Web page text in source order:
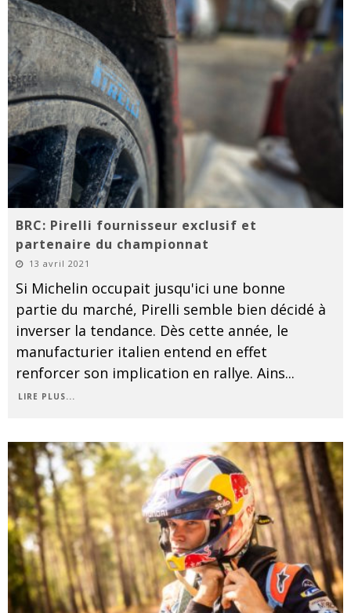
BRC: Pirelli fournisseur exclusif et
partenaire du championnat
13 avril 2021
Si Michelin occupait jusqu'ici une bonne
partie du marché, Pirelli semble bien décidé à
inverser la tendance. Dès cette année, le
manufacturier italien entend en effet
renforcer son implication en rallye. Ains...
LIRE PLUS...